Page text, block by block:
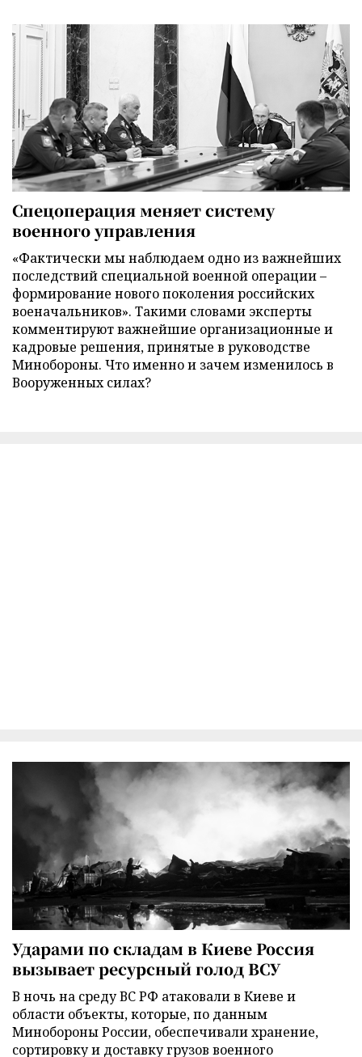
Спецоперация меняет систему
военного управления
«Фактически мы наблюдаем одно из важнейших
последствий специальной военной операции –
формирование нового поколения российских
военачальников». Такими словами эксперты
комментируют важнейшие организационные и
кадровые решения, принятые в руководстве
Минобороны. Что именно и зачем изменилось в
Вооруженных силах?
Ударами по складам в Киеве Россия
вызывает ресурсный голод ВСУ
В ночь на среду ВС РФ атаковали в Киеве и
области объекты, которые, по данным
Минобороны России, обеспечивали хранение,
сортировку и доставку грузов военного